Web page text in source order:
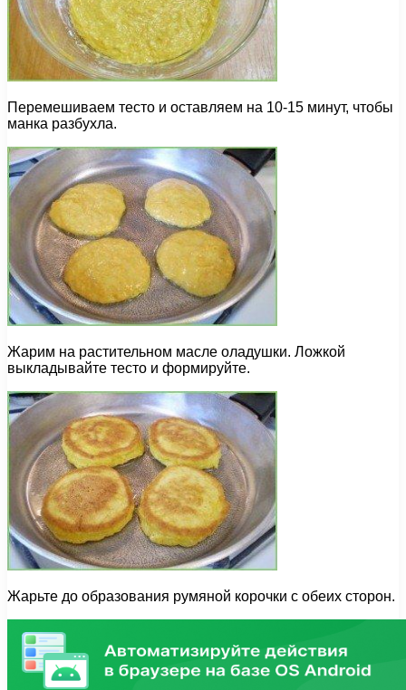
Перемешиваем тесто и оставляем на 10-15 минут, чтобы
манка разбухла.
Жарим на растительном масле оладушки. Ложкой
выкладывайте тесто и формируйте.
Жарьте до образования румяной корочки с обеих сторон.